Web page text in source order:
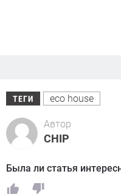
ТЕГИ eco house
Автор
CHIP
Была ли статья